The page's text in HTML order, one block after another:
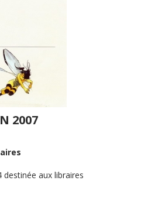
2007
destinée aux libraires